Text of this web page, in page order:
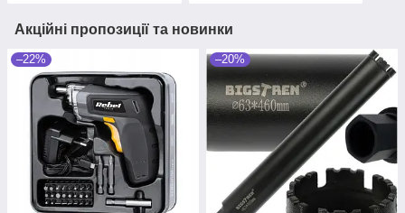
Акційні пропозиції та новинки
–22% –20%